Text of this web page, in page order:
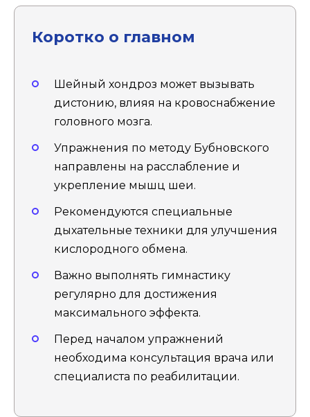
Коротко о главном
Шейный хондроз может вызывать
дистонию, влияя на кровоснабжение
головного мозга.
Упражнения по методу Бубновского
направлены на расслабление и
укрепление мышц шеи.
Рекомендуются специальные
дыхательные техники для улучшения
кислородного обмена.
Важно выполнять гимнастику
регулярно для достижения
максимального эффекта.
Перед началом упражнений
необходима консультация врача или
специалиста по реабилитации.